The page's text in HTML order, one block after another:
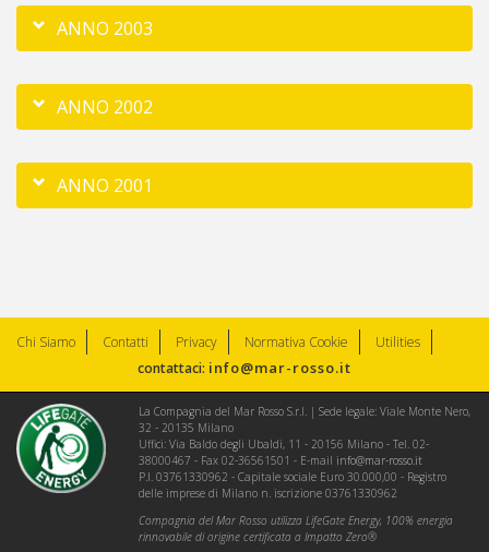
ANNO 2003
ANNO 2002
ANNO 2001
Chi Siamo Contatti Privacy Normativa Cookie
Utilities
contattaci: info@mar-rosso.it
La Compagnia del Mar Rosso S.r.l. | Sede legale: Viale Monte Nero,
32 - 20135 Milano
Uffici: Via Baldo degli Ubaldi, 11 - 20156 Milano - Tel. 02-
38000467 - Fax 02-36561501 - E-mail info@mar-rosso.it
P.I. 03761330962 - Capitale sociale Euro 30.000,00 - Registro
delle imprese di Milano n. iscrizione 03761330962
Compagnia del Mar Rosso utilizza LifeGate Energy, 100% energia
rinnovabile di origine certificata a Impatto Zero®